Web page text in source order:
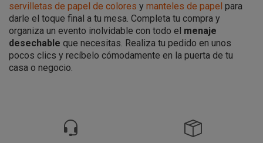
servilletas de papel de colores y manteles de papel para
darle el toque final a tu mesa. Completa tu compra y
organiza un evento inolvidable con todo el menaje
desechable que necesitas. Realiza tu pedido en unos
pocos clics y recíbelo cómodamente en la puerta de tu
casa o negocio.